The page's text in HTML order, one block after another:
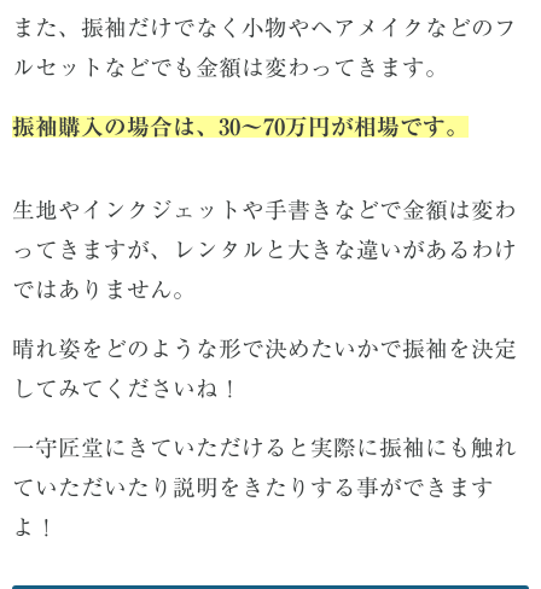
また、振袖だけでなく小物やヘアメイクなどのフ
ルセットなどでも金額は変わってきます。
振袖購入の場合は、30〜70万円が相場です。
生地やインクジェットや手書きなどで金額は変わ
ってきますが、レンタルと大きな違いがあるわけ
ではありません。
晴れ姿をどのような形で決めたいかで振袖を決定
してみてくださいね！
一守匠堂にきていただけると実際に振袖にも触れ
ていただいたり説明をきたりする事ができます
よ！